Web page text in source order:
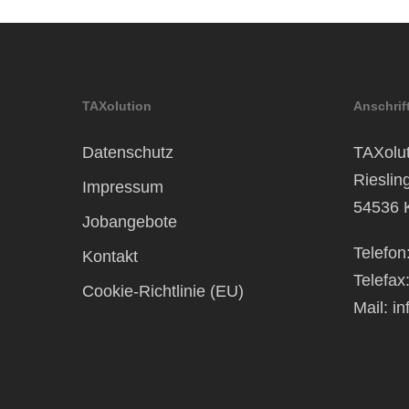
TAXolution
Datenschutz
Impressum
Jobangebote
Kontakt
Cookie-Richtlinie (EU)
54536
Mail: